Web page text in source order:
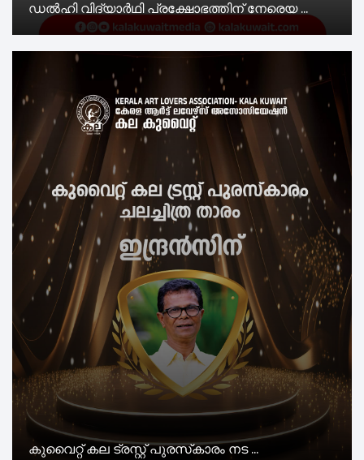
ഡൽഹി വിദ്യാർഥി പ്രക്ഷോഭത്തിന് നേരെയ ...
കുവൈറ്റ് കല ട്രസ്റ്റ് പുരസ്‌കാരം നട ...